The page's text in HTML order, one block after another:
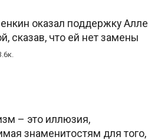
оказал поддержку Алле
сказав, что ей нет замены
– это иллюзия,
знаменитостям для того,